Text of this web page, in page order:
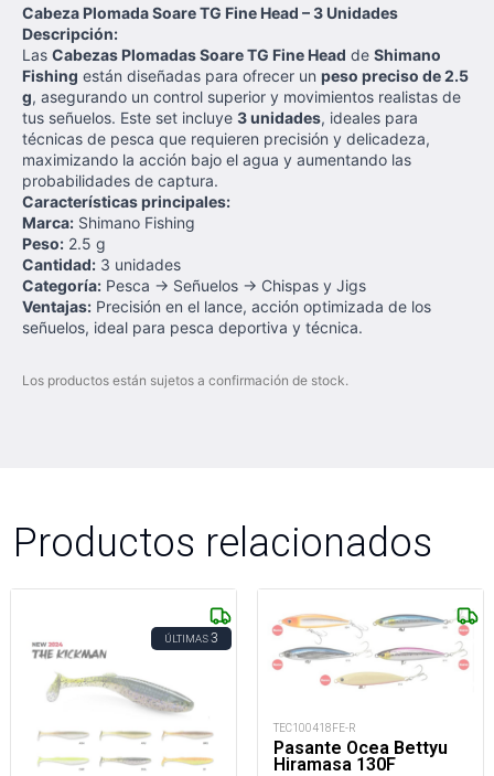
Cabeza Plomada Soare TG Fine Head – 3 Unidades
Descripción:
Las Cabezas Plomadas Soare TG Fine Head de Shimano
Fishing están diseñadas para ofrecer un peso preciso de 2.5
g, asegurando un control superior y movimientos realistas de
tus señuelos. Este set incluye 3 unidades, ideales para
técnicas de pesca que requieren precisión y delicadeza,
maximizando la acción bajo el agua y aumentando las
probabilidades de captura.
Características principales:
Marca: Shimano Fishing
Peso: 2.5 g
Cantidad: 3 unidades
Categoría: Pesca → Señuelos → Chispas y Jigs
Ventajas: Precisión en el lance, acción optimizada de los
señuelos, ideal para pesca deportiva y técnica.
Los productos están sujetos a confirmación de stock.
Productos relacionados
ÚLTIMAS3
TEC100418FE-R
Pasante Ocea Bettyu
Hiramasa 130F